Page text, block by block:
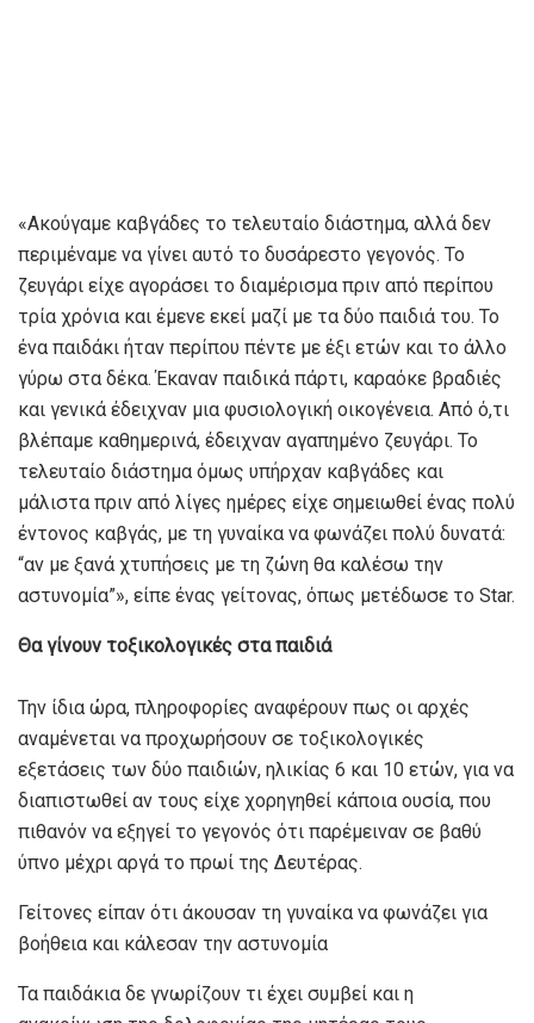
«Ακούγαμε καβγάδες το τελευταίο διάστημα, αλλά δεν
περιμέναμε να γίνει αυτό το δυσάρεστο γεγονός. Το
ζευγάρι είχε αγοράσει το διαμέρισμα πριν από περίπου
τρία χρόνια και έμενε εκεί μαζί με τα δύο παιδιά του. Το
ένα παιδάκι ήταν περίπου πέντε με έξι ετών και το άλλο
γύρω στα δέκα. Έκαναν παιδικά πάρτι, καραόκε βραδιές
και γενικά έδειχναν μια φυσιολογική οικογένεια. Από ό,τι
βλέπαμε καθημερινά, έδειχναν αγαπημένο ζευγάρι. Το
τελευταίο διάστημα όμως υπήρχαν καβγάδες και
μάλιστα πριν από λίγες ημέρες είχε σημειωθεί ένας πολύ
έντονος καβγάς, με τη γυναίκα να φωνάζει πολύ δυνατά:
“αν με ξανά χτυπήσεις με τη ζώνη θα καλέσω την
αστυνομία”», είπε ένας γείτονας, όπως μετέδωσε το Star.
Θα γίνουν τοξικολογικές στα παιδιά
Την ίδια ώρα, πληροφορίες αναφέρουν πως οι αρχές
αναμένεται να προχωρήσουν σε τοξικολογικές
εξετάσεις των δύο παιδιών, ηλικίας 6 και 10 ετών, για να
διαπιστωθεί αν τους είχε χορηγηθεί κάποια ουσία, που
πιθανόν να εξηγεί το γεγονός ότι παρέμειναν σε βαθύ
ύπνο μέχρι αργά το πρωί της Δευτέρας.
Γείτονες είπαν ότι άκουσαν τη γυναίκα να φωνάζει για
βοήθεια και κάλεσαν την αστυνομία
Τα παιδάκια δε γνωρίζουν τι έχει συμβεί και η